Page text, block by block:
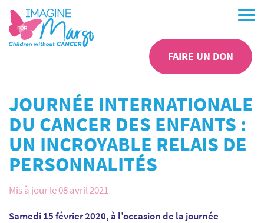
FAIRE UN DON
JOURNÉE INTERNATIONALE
DU CANCER DES ENFANTS :
UN INCROYABLE RELAIS DE
PERSONNALITÉS
Mis à jour le 08 avril 2021
Samedi 15 février 2020, à l’occasion de la journée